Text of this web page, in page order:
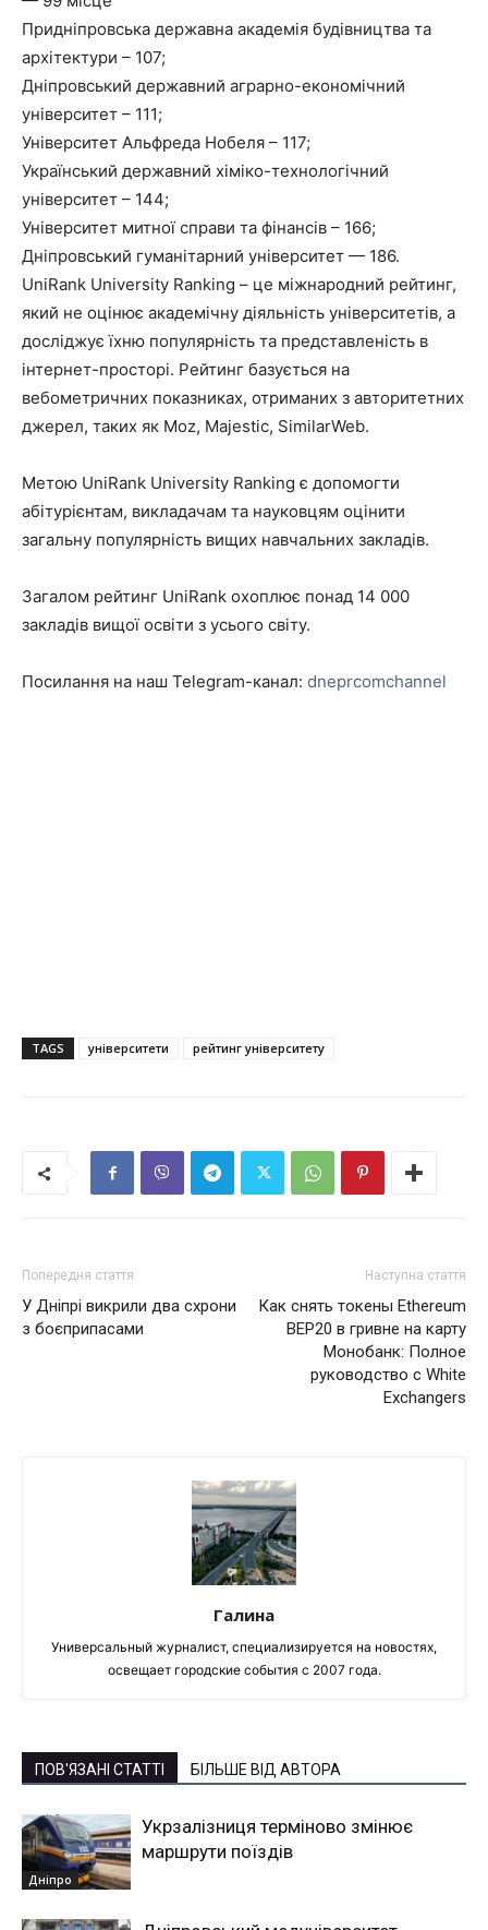
Придніпровська державна академія будівництва та
архітектури – 107;
Дніпровський державний аграрно-економічний
університет – 111;
Університет Альфреда Нобеля – 117;
Український державний хіміко-технологічний
університет – 144;
Університет митної справи та фінансів – 166;
Дніпровський гуманітарний університет — 186.
UniRank University Ranking – це міжнародний рейтинг,
який не оцінює академічну діяльність університетів, а
досліджує їхню популярність та представленість в
інтернет-просторі. Рейтинг базується на
вебометричних показниках, отриманих з авторитетних
джерел, таких як Moz, Majestic, SimilarWeb.
Метою UniRank University Ranking є допомогти
абітурієнтам, викладачам та науковцям оцінити
загальну популярність вищих навчальних закладів.
Загалом рейтинг UniRank охоплює понад 14 000
закладів вищої освіти з усього світу.
Посилання на наш Telegram-канал: dneprcomchannel
TAGS університети рейтинг університету
Попередня стаття
У Дніпрі викрили два схрони
з боєприпасами
Наступна стаття
Как снять токены Ethereum
BEP20 в гривне на карту
Монобанк: Полное
руководство с White
Exchangers
Галина
Универсальный журналист, специализируется на новостях,
освещает городские события с 2007 года.
ПОВ'ЯЗАНІ СТАТТІ БІЛЬШЕ ВІД АВТОРА
Дніпро
Укрзалізниця терміново змінює
маршрути поїздів